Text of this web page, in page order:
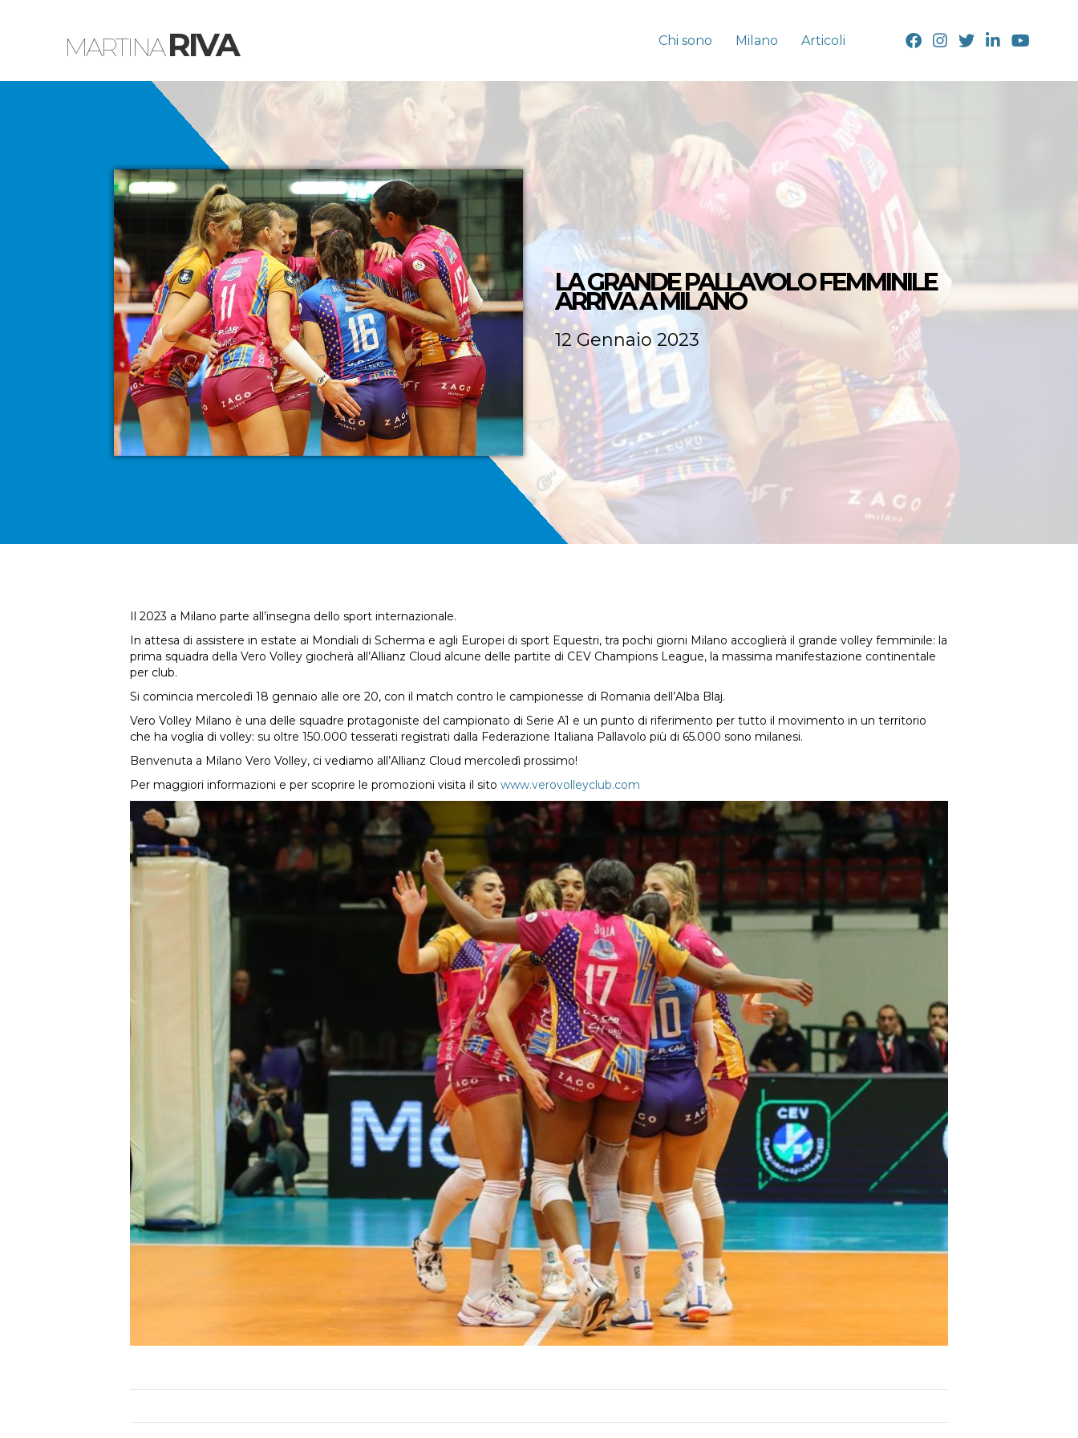
MARTINARIVA Chi sono Milano Articoli
LA GRANDE PALLAVOLO FEMMINILE
ARRIVA A MILANO
12 Gennaio 2023
Il 2023 a Milano parte all’insegna dello sport internazionale.
In attesa di assistere in estate ai Mondiali di Scherma e agli Europei di sport Equestri, tra pochi giorni Milano accoglierà il grande volley femminile: la
prima squadra della Vero Volley giocherà all’Allianz Cloud alcune delle partite di CEV Champions League, la massima manifestazione continentale
per club.
Si comincia mercoledì 18 gennaio alle ore 20, con il match contro le campionesse di Romania dell’Alba Blaj.
Vero Volley Milano è una delle squadre protagoniste del campionato di Serie A1 e un punto di riferimento per tutto il movimento in un territorio
che ha voglia di volley: su oltre 150.000 tesserati registrati dalla Federazione Italiana Pallavolo più di 65.000 sono milanesi.
Benvenuta a Milano Vero Volley, ci vediamo all’Allianz Cloud mercoledì prossimo!
Per maggiori informazioni e per scoprire le promozioni visita il sito www.verovolleyclub.com